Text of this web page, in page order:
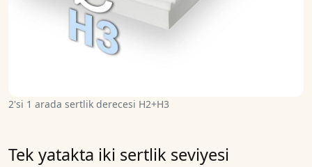
2'si 1 arada sertlik derecesi H2+H3
Tek yatakta iki sertlik seviyesi